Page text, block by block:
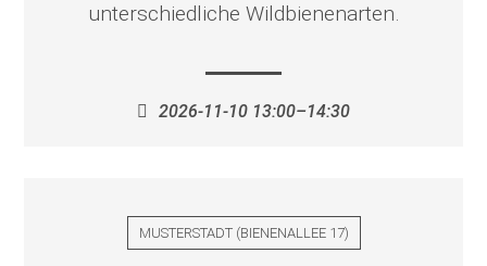
unterschiedliche Wildbienenarten.
2026-11-10 13:00–14:30
MUSTERSTADT(BIENENALLEE 17)